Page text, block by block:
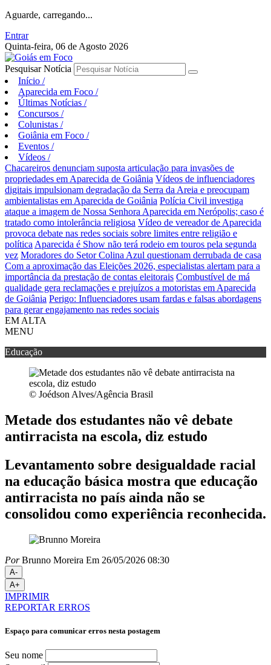
Aguarde, carregando...
Entrar
Quinta-feira, 06 de Agosto 2026
Pesquisar Notícia
Início /
Aparecida em Foco /
Últimas Notícias /
Concursos /
Colunistas /
Goiânia em Foco /
Eventos /
Vídeos /
Chacareiros denunciam suposta articulação para invasões de
propriedades em Aparecida de Goiânia Vídeos de influenciadores
digitais impulsionam degradação da Serra da Areia e preocupam
ambientalistas em Aparecida de Goiânia Polícia Civil investiga
ataque a imagem de Nossa Senhora Aparecida em Nerópolis; caso é
tratado como intolerância religiosa Vídeo de vereador de Aparecida
provoca debate nas redes sociais sobre limites entre religião e
política Aparecida é Show não terá rodeio em touros pela segunda
vez Moradores do Setor Colina Azul questionam derrubada de casa
Com a aproximação das Eleições 2026, especialistas alertam para a
importância da prestação de contas eleitorais Combustível de má
qualidade gera reclamações e prejuízos a motoristas em Aparecida
de Goiânia Perigo: Influenciadores usam fardas e falsas abordagens
para gerar engajamento nas redes sociais
EM ALTA
MENU
Educação
© Joédson Alves/Agência Brasil
Metade dos estudantes não vê debate
antirracista na escola, diz estudo
Levantamento sobre desigualdade racial
na educação básica mostra que educação
antirracista no país ainda não se
consolidou como experiência reconhecida.
PorBrunno Moreira Em 26/05/2026 08:30
A-
A+
IMPRIMIR
REPORTAR ERROS
Espaço para comunicar erros nesta postagem
Seu nome